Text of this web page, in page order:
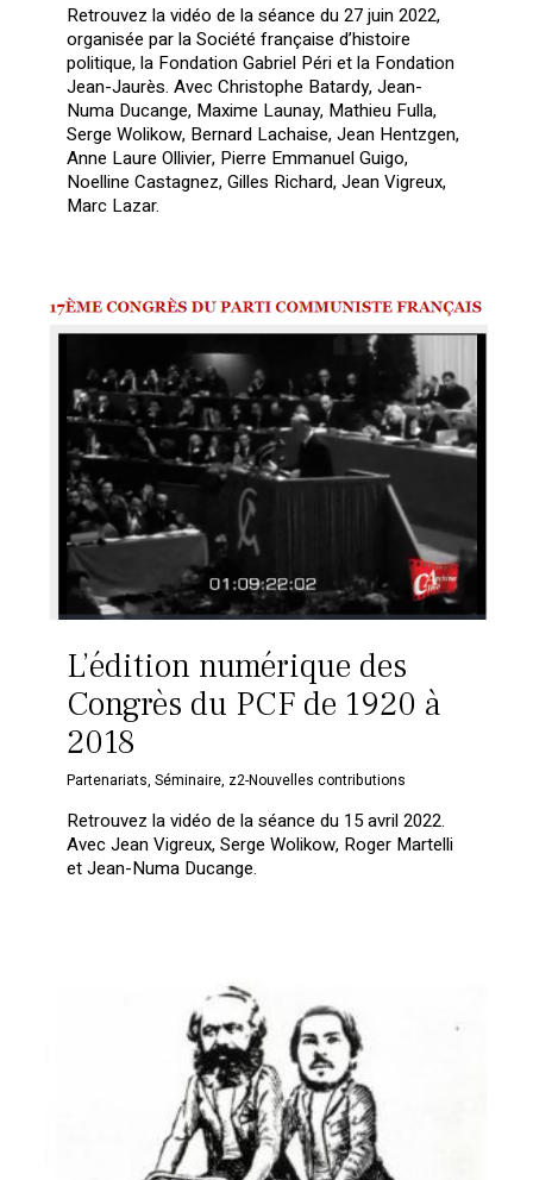
Retrouvez la vidéo de la séance du 27 juin 2022,
organisée par la Société française d’histoire
politique, la Fondation Gabriel Péri et la Fondation
Jean-Jaurès. Avec Christophe Batardy, Jean-
Numa Ducange, Maxime Launay, Mathieu Fulla,
Serge Wolikow, Bernard Lachaise, Jean Hentzgen,
Anne Laure Ollivier, Pierre Emmanuel Guigo,
Noelline Castagnez, Gilles Richard, Jean Vigreux,
Marc Lazar.
L’édition numérique des
Congrès du PCF de 1920 à
2018
Partenariats,Séminaire, z2-Nouvelles contributions
Retrouvez la vidéo de la séance du 15 avril 2022.
Avec Jean Vigreux, Serge Wolikow, Roger Martelli
et Jean-Numa Ducange.